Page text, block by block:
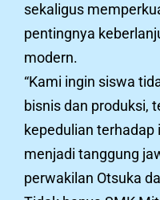
sekaligus
pentingnya
modern.
“Kami ingin siswa
bisnis dan produksi,
kepedulian terhadap
menjadi tanggung
perwakilan Otsuka